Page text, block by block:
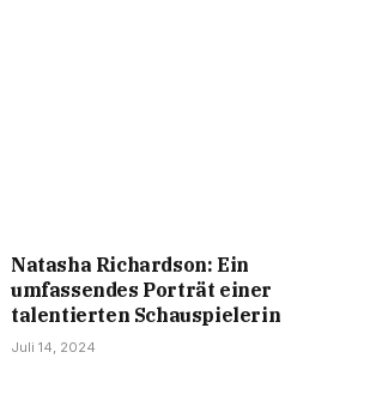
Natasha Richardson: Ein
umfassendes Porträt einer
talentierten Schauspielerin
Juli 14, 2024